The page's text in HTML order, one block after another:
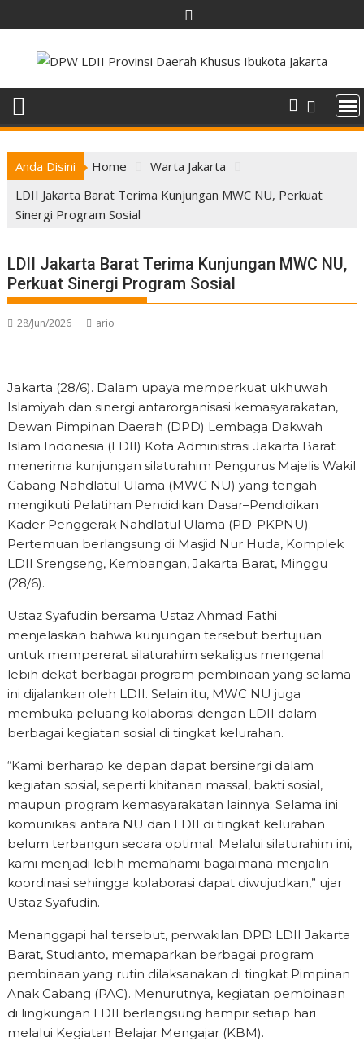
to
content
Anda Disini Home
Warta Jakarta
LDII Jakarta Barat Terima Kunjungan MWC NU, Perkuat
Sinergi Program Sosial
LDII Jakarta Barat Terima Kunjungan MWC NU,
Perkuat Sinergi Program Sosial
28/Jun/2026 ario
Jakarta (28/6). Dalam upaya memperkuat ukhuwah
Islamiyah dan sinergi antarorganisasi kemasyarakatan,
Dewan Pimpinan Daerah (DPD) Lembaga Dakwah
Islam Indonesia (LDII) Kota Administrasi Jakarta Barat
menerima kunjungan silaturahim Pengurus Majelis Wakil
Cabang Nahdlatul Ulama (MWC NU) yang tengah
mengikuti Pelatihan Pendidikan Dasar–Pendidikan
Kader Penggerak Nahdlatul Ulama (PD-PKPNU).
Pertemuan berlangsung di Masjid Nur Huda, Komplek
LDII Srengseng, Kembangan, Jakarta Barat, Minggu
(28/6).
Ustaz Syafudin bersama Ustaz Ahmad Fathi
menjelaskan bahwa kunjungan tersebut bertujuan
untuk mempererat silaturahim sekaligus mengenal
lebih dekat berbagai program pembinaan yang selama
ini dijalankan oleh LDII. Selain itu, MWC NU juga
membuka peluang kolaborasi dengan LDII dalam
berbagai kegiatan sosial di tingkat kelurahan.
“Kami berharap ke depan dapat bersinergi dalam
kegiatan sosial, seperti khitanan massal, bakti sosial,
maupun program kemasyarakatan lainnya. Selama ini
komunikasi antara NU dan LDII di tingkat kelurahan
belum terbangun secara optimal. Melalui silaturahim ini,
kami menjadi lebih memahami bagaimana menjalin
koordinasi sehingga kolaborasi dapat diwujudkan,” ujar
Ustaz Syafudin.
Menanggapi hal tersebut, perwakilan DPD LDII Jakarta
Barat, Studianto, memaparkan berbagai program
pembinaan yang rutin dilaksanakan di tingkat Pimpinan
Anak Cabang (PAC). Menurutnya, kegiatan pembinaan
di lingkungan LDII berlangsung hampir setiap hari
melalui Kegiatan Belajar Mengajar (KBM).